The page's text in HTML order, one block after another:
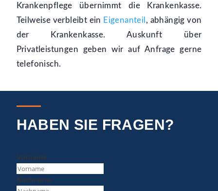
Krankenpflege übernimmt die Krankenkasse.
Teilweise verbleibt ein Eigenanteil , abhängig von
der Krankenkasse. Auskunft über
Privatleistungen geben wir auf Anfrage gerne
telefonisch.
HABEN SIE FRAGEN?
Vorname
Nachname